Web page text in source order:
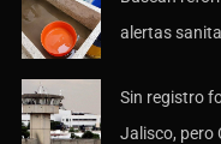
alertas
Sin registro
Jalisco, pero